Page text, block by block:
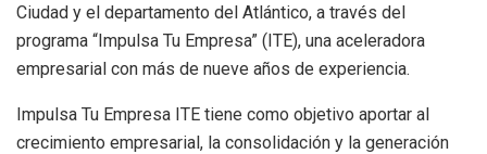
Ciudad y el departamento del Atlántico, a través del
programa “Impulsa Tu Empresa” (ITE), una aceleradora
empresarial con más de nueve años de experiencia.
Impulsa Tu Empresa ITE tiene como objetivo aportar al
crecimiento empresarial, la consolidación y la generación